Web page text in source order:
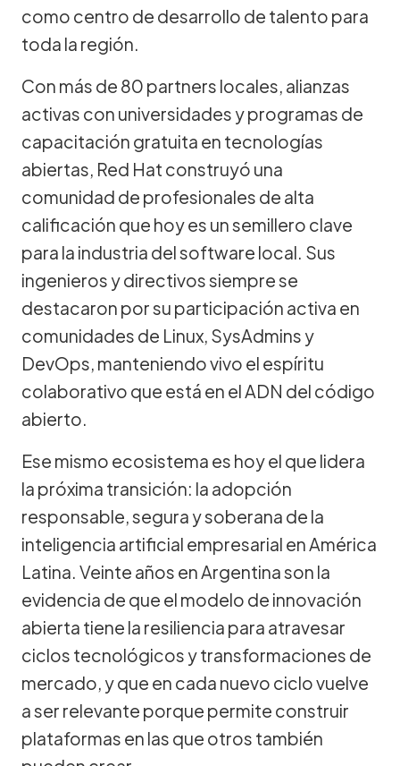
como centro de desarrollo de talento para
toda la región.
Con más de 80 partners locales, alianzas
activas con universidades y programas de
capacitación gratuita en tecnologías
abiertas, Red Hat construyó una
comunidad de profesionales de alta
calificación que hoy es un semillero clave
para la industria del software local. Sus
ingenieros y directivos siempre se
destacaron por su participación activa en
comunidades de Linux, SysAdmins y
DevOps, manteniendo vivo el espíritu
colaborativo que está en el ADN del código
abierto.
Ese mismo ecosistema es hoy el que lidera
la próxima transición: la adopción
responsable, segura y soberana de la
inteligencia artificial empresarial en América
Latina. Veinte años en Argentina son la
evidencia de que el modelo de innovación
abierta tiene la resiliencia para atravesar
ciclos tecnológicos y transformaciones de
mercado, y que en cada nuevo ciclo vuelve
a ser relevante porque permite construir
plataformas en las que otros también